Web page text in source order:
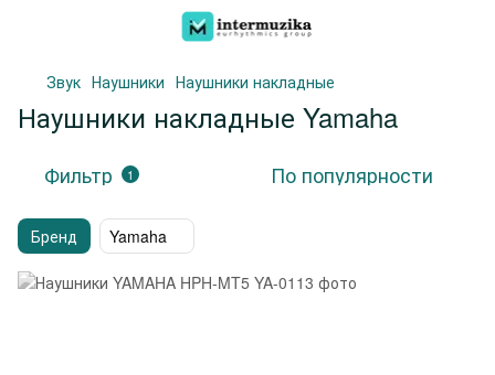
Звук Наушники Наушники накладные
Наушники накладные Yamaha
Фильтр 1 По популярности
Бренд Yamaha